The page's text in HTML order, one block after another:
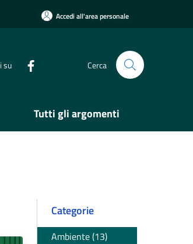
Accedi all'area personale
su Cerca
Tutti gli argomenti
Categorie
Ambiente (13)